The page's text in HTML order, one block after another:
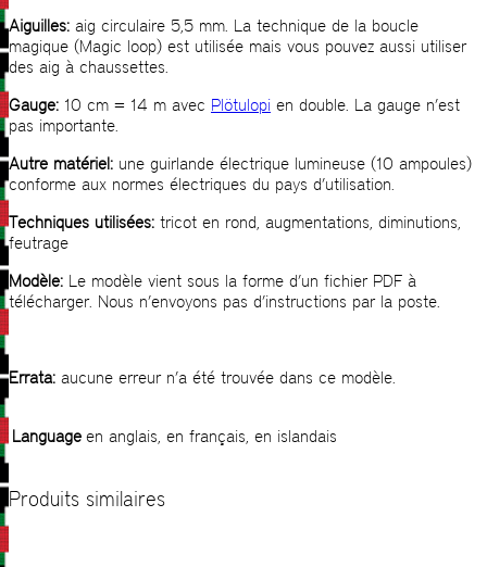
Aiguilles: aig circulaire 5,5 mm. La technique de la boucle
magique (Magic loop) est utilisée mais vous pouvez aussi utiliser
des aig à chaussettes.
Gauge: 10 cm = 14 m avec Plötulopi en double. La gauge n’est
pas importante.
Autre matériel: une guirlande électrique lumineuse (10 ampoules)
conforme aux normes électriques du pays d’utilisation.
Techniques utilisées: tricot en rond, augmentations, diminutions,
feutrage
Modèle: Le modèle vient sous la forme d’un fichier PDF à
télécharger. Nous n’envoyons pas d’instructions par la poste.
Errata: aucune erreur n’a été trouvée dans ce modèle.
Language en anglais, en français, en islandais
Produits similaires